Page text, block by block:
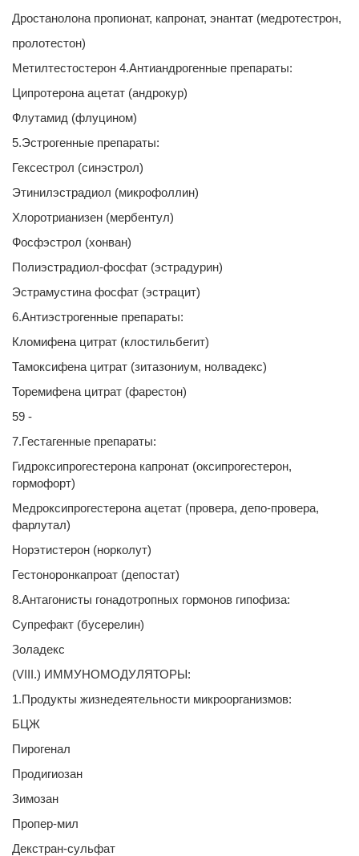
Дростанолона пропионат, капронат, энантат (медротестрон,
пролотестон)
Метилтестостерон 4.Антиандрогенные препараты:
Ципротерона ацетат (андрокур)
Флутамид (флуцином)
5.Эстрогенные препараты:
Гексестрол (синэстрол)
Этинилэстрадиол (микрофоллин)
Хлоротрианизен (мербентул)
Фосфэстрол (хонван)
Полиэстрадиол-фосфат (эстрадурин)
Эстрамустина фосфат (эстрацит)
6.Антиэстрогенные препараты:
Кломифена цитрат (клостильбегит)
Тамоксифена цитрат (зитазониум, нолвадекс)
Торемифена цитрат (фарестон)
59 -
7.Гестагенные препараты:
Гидроксипрогестерона капронат (оксипрогестерон,
гормофорт)
Медроксипрогестерона ацетат (провера, депо-провера,
фарлутал)
Норэтистерон (норколут)
Гестоноронкапроат (депостат)
8.Антагонисты гонадотропных гормонов гипофиза:
Супрефакт (бусерелин)
Золадекс
(VIII.) ИММУНОМОДУЛЯТОРЫ:
1.Продукты жизнедеятельности микроорганизмов:
БЦЖ
Пирогенал
Продигиозан
Зимозан
Пропер-мил
Декстран-сульфат